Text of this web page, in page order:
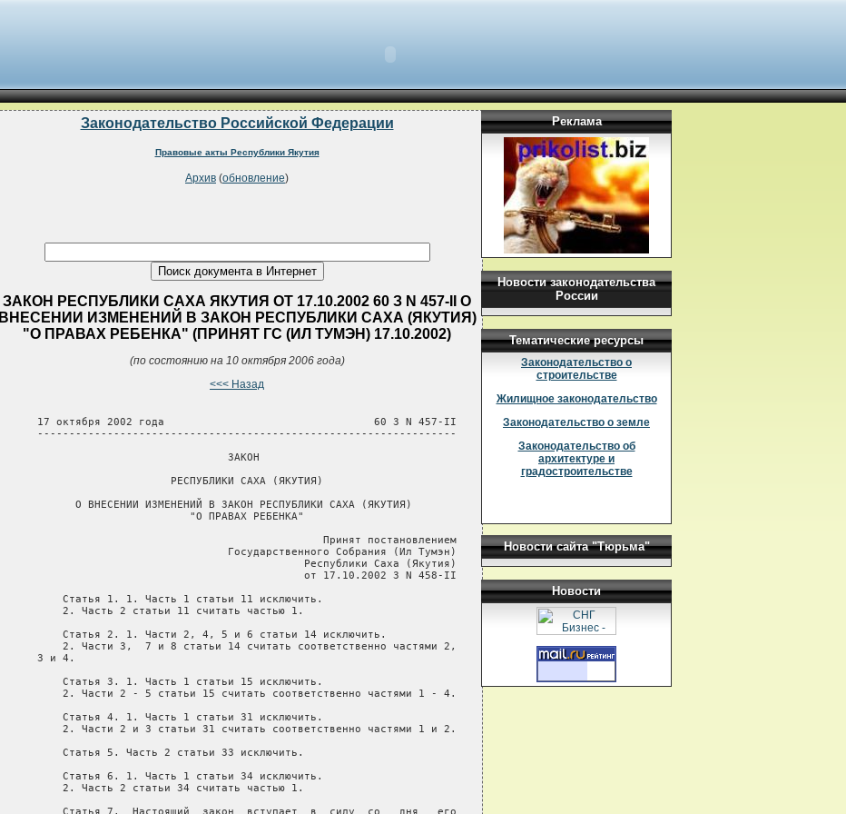
Законодательство Российской Федерации
Правовые акты Республики Якутия
Архив (обновление)
ЗАКОН РЕСПУБЛИКИ САХА ЯКУТИЯ ОТ 17.10.2002 60 З N 457-II О
ВНЕСЕНИИ ИЗМЕНЕНИЙ В ЗАКОН РЕСПУБЛИКИ САХА (ЯКУТИЯ)
"О ПРАВАХ РЕБЕНКА" (ПРИНЯТ ГС (ИЛ ТУМЭН) 17.10.2002)
(по состоянию на 10 октября 2006 года)
<<< Назад
   17 октября 2002 года                                 60 З N 457-II
   ------------------------------------------------------------------
                                 ЗАКОН
                        РЕСПУБЛИКИ САХА (ЯКУТИЯ)
         О ВНЕСЕНИИ ИЗМЕНЕНИЙ В ЗАКОН РЕСПУБЛИКИ САХА (ЯКУТИЯ)
                           "О ПРАВАХ РЕБЕНКА"
                                                Принят постановлением
                                 Государственного Собрания (Ил Тумэн)
                                             Республики Саха (Якутия)
                                             от 17.10.2002 З N 458-II
       Статья 1. 1. Часть 1 статьи 11 исключить.
       2. Часть 2 статьи 11 считать частью 1.
       Статья 2. 1. Части 2, 4, 5 и 6 статьи 14 исключить.
       2. Части 3,  7 и 8 статьи 14 считать соответственно частями 2,
   3 и 4.
       Статья 3. 1. Часть 1 статьи 15 исключить.
       2. Части 2 - 5 статьи 15 считать соответственно частями 1 - 4.
       Статья 4. 1. Часть 1 статьи 31 исключить.
       2. Части 2 и 3 статьи 31 считать соответственно частями 1 и 2.
       Статья 5. Часть 2 статьи 33 исключить.
       Статья 6. 1. Часть 1 статьи 34 исключить.
       2. Часть 2 статьи 34 считать частью 1.
       Статья 7.  Настоящий  закон  вступает  в  силу  со   дня   его
Реклама
Новости законодательства
России
Тематические ресурсы
Законодательство о
строительстве
Жилищное законодательство
Законодательство о земле
Законодательство об
архитектуре и
градостроительстве
Новости сайта "Тюрьма"
Новости